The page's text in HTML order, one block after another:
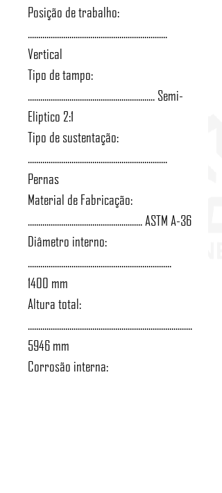
Posição de trabalho:
...................................................................
Vertical
Tipo de tampo:
............................................................. Semi-
Eliptico 2:1
Tipo de sustentação:
...................................................................
Pernas
Material de Fabricação:
....................................................... ASTM A-36
Diâmetro interno:
.....................................................................
1400 mm
Altura total:
...............................................................................
5946 mm
Corrosão interna: